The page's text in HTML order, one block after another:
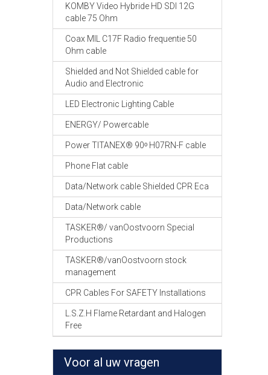
KOMBY Video Hybride HD SDI 12G
cable 75 Ohm
Coax MIL C17F Radio frequentie 50
Ohm cable
Shielded and Not Shielded cable for
Audio and Electronic
LED Electronic Lighting Cable
ENERGY/ Powercable
Power TITANEX® 90ᵒ H07RN-F cable
Phone Flat cable
Data/Network cable Shielded CPR Eca
Data/Network cable
TASKER®/ vanOostvoorn Special
Productions
TASKER®/vanOostvoorn stock
management
CPR Cables For SAFETY Installations
L.S.Z.H Flame Retardant and Halogen
Free
Voor al uw vragen